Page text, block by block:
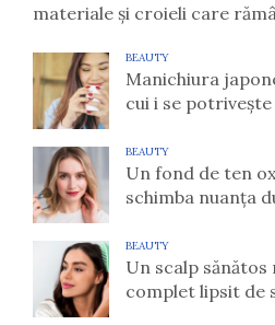
materiale și croieli care
BEAUTY
Manichiura
cui i se potrivește
BEAUTY
Un fond de ten
schimba nuanța
BEAUTY
Un scalp sănătos
complet lipsit de